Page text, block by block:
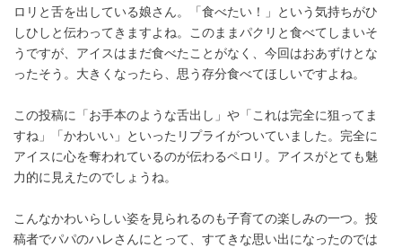
ロリと舌を出している娘さん。「食べたい！」という気持ちがひ
しひしと伝わってきますよね。このままパクリと食べてしまいそ
うですが、アイスはまだ食べたことがなく、今回はおあずけとな
ったそう。大きくなったら、思う存分食べてほしいですよね。
この投稿に「お手本のような舌出し」や「これは完全に狙ってま
すね」「かわいい」といったリプライがついていました。完全に
アイスに心を奪われているのが伝わるペロリ。アイスがとても魅
力的に見えたのでしょうね。
こんなかわいらしい姿を見られるのも子育ての楽しみの一つ。投
稿者でパパのハレさんにとって、すてきな思い出になったのでは